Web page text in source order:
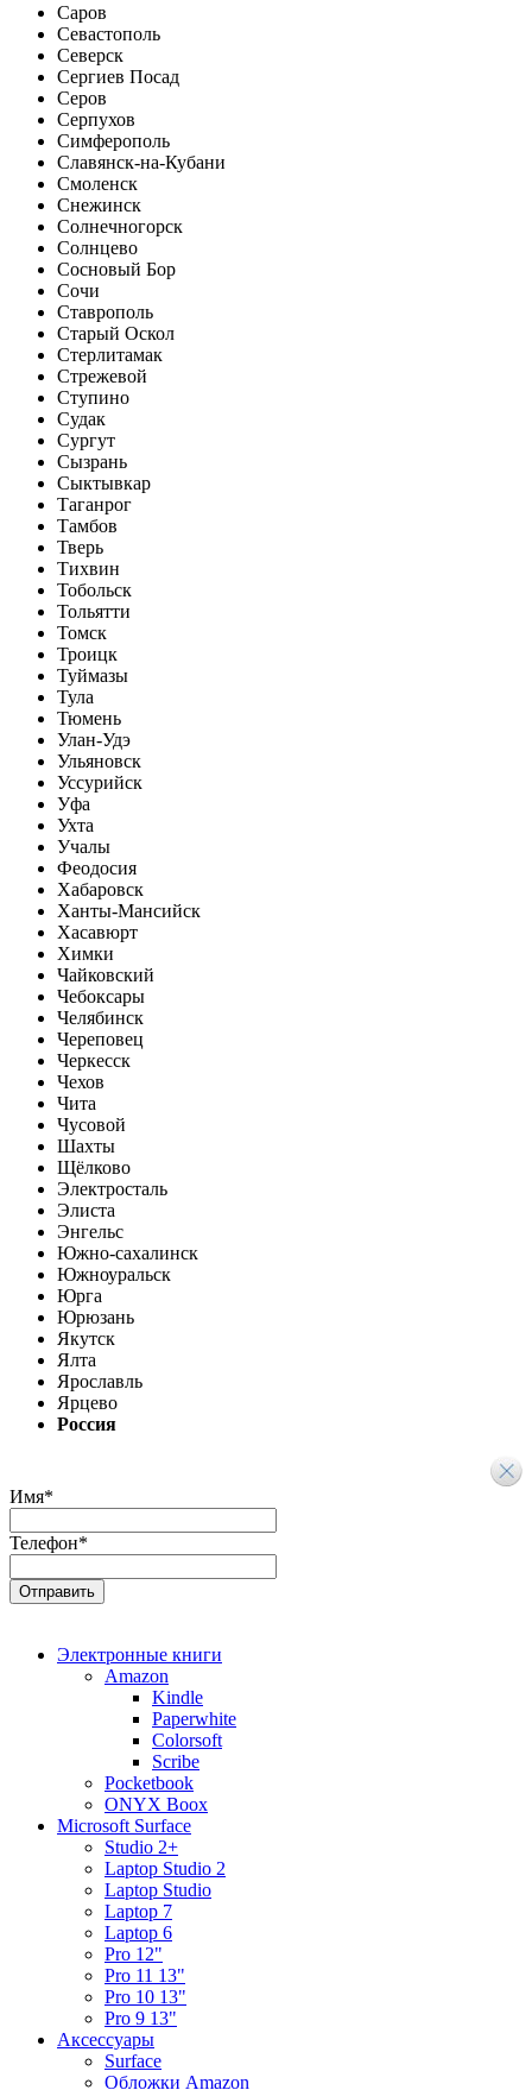
Саров
Севастополь
Северск
Сергиев Посад
Серов
Серпухов
Симферополь
Славянск-на-Кубани
Смоленск
Снежинск
Солнечногорск
Солнцево
Сосновый Бор
Сочи
Ставрополь
Старый Оскол
Стерлитамак
Стрежевой
Ступино
Судак
Сургут
Сызрань
Сыктывкар
Таганрог
Тамбов
Тверь
Тихвин
Тобольск
Тольятти
Томск
Троицк
Туймазы
Тула
Тюмень
Улан-Удэ
Ульяновск
Уссурийск
Уфа
Ухта
Учалы
Феодосия
Хабаровск
Ханты-Мансийск
Хасавюрт
Химки
Чайковский
Чебоксары
Челябинск
Череповец
Черкесск
Чехов
Чита
Чусовой
Шахты
Щёлково
Электросталь
Элиста
Энгельс
Южно-сахалинск
Южноуральск
Юрга
Юрюзань
Якутск
Ялта
Ярославль
Ярцево
Россия
Имя*
Телефон*
Электронные книги
Amazon
Kindle
Paperwhite
Colorsoft
Scribe
Pocketbook
ONYX Boox
Microsoft Surface
Studio 2+
Laptop Studio 2
Laptop Studio
Laptop 7
Laptop 6
Pro 12"
Pro 11 13"
Pro 10 13"
Pro 9 13"
Аксессуары
Surface
Обложки Amazon